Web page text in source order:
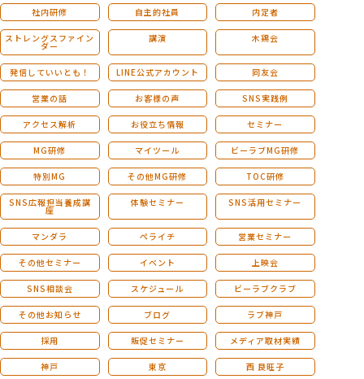
社内研修 自主的社員 内定者
ストレングスファイン
ダー
講演 木鶏会
発信していいとも！ LINE公式アカウント 同友会
営業の話 お客様の声 SNS実践例
アクセス解析 お役立ち情報 セミナー
MG研修 マイツール ビーラブMG研修
特別MG その他MG研修 TOC研修
SNS広報担当養成講
座
体験セミナー SNS活用セミナー
マンダラ ペライチ 営業セミナー
その他セミナー イベント 上映会
SNS相談会 スケジュール ビーラブクラブ
その他お知らせ ブログ ラブ神戸
採用 販促セミナー メディア取材実績
神戸 東京 西 良旺子